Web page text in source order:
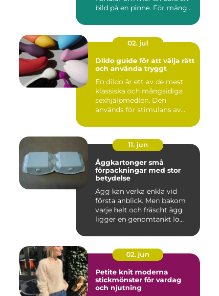
bild på en pinne. För mång...
02. jul
Dildo guide för att välja rätt
och använda tryggt
En dildo är ett av de mest
klassiska och mångsidiga
sexhjälpmedlen. Den
används för stimulans av
11. jun
Äggkartonger små
förpackningar med stor
betydelse
Ägg kan verka enkla vid
första anblick. Men bakom
varje helt och fräscht ägg
ligger en genomtänkt lö...
02. jun
Petite knit moderna
stickmönster för vardag
och njutning